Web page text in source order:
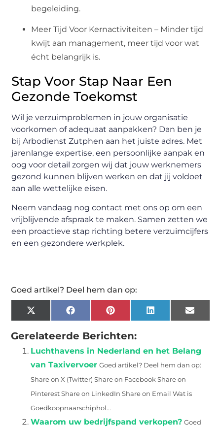
begeleiding.
Meer Tijd Voor Kernactiviteiten – Minder tijd
kwijt aan management, meer tijd voor wat
écht belangrijk is.
Stap Voor Stap Naar Een
Gezonde Toekomst
Wil je verzuimproblemen in jouw organisatie
voorkomen of adequaat aanpakken? Dan ben je
bij Arbodienst Zutphen aan het juiste adres. Met
jarenlange expertise, een persoonlijke aanpak en
oog voor detail zorgen wij dat jouw werknemers
gezond kunnen blijven werken en dat jij voldoet
aan alle wettelijke eisen.
Neem vandaag nog contact met ons op om een
vrijblijvende afspraak te maken. Samen zetten we
een proactieve stap richting betere verzuimcijfers
en een gezondere werkplek.
Goed artikel? Deel hem dan op:
X
(Twitter)
FacebookPinterestLinkedIn Email
Gerelateerde Berichten:
Luchthavens in Nederland en het Belang
van Taxivervoer Goed artikel? Deel hem dan op:
Share on X (Twitter) Share on Facebook Share on
Pinterest Share on LinkedIn Share on Email Wat is
Goedkoopnaarschiphol...
Waarom uw bedrijfspand verkopen? Goed